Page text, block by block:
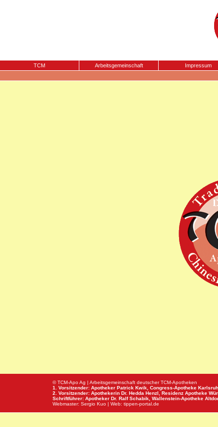
TCM Arbeitsgemeinschaft Impressum
© TCM-Apo Ag | Arbeitsgemeinschaft deutscher TCM-Apotheken
1. Vorsitzender: Apotheker Patrick Kwik, Congress-Apotheke
2. Vorsitzender: Apothekerin Dr. Hedda Henzl, Residenz Apotheke
Schriftführer: Apotheker Dr. Ralf Schabik, Wallenstein-Apotheke
Webmaster: Sergio Kuo | Web: tippen-portal.de